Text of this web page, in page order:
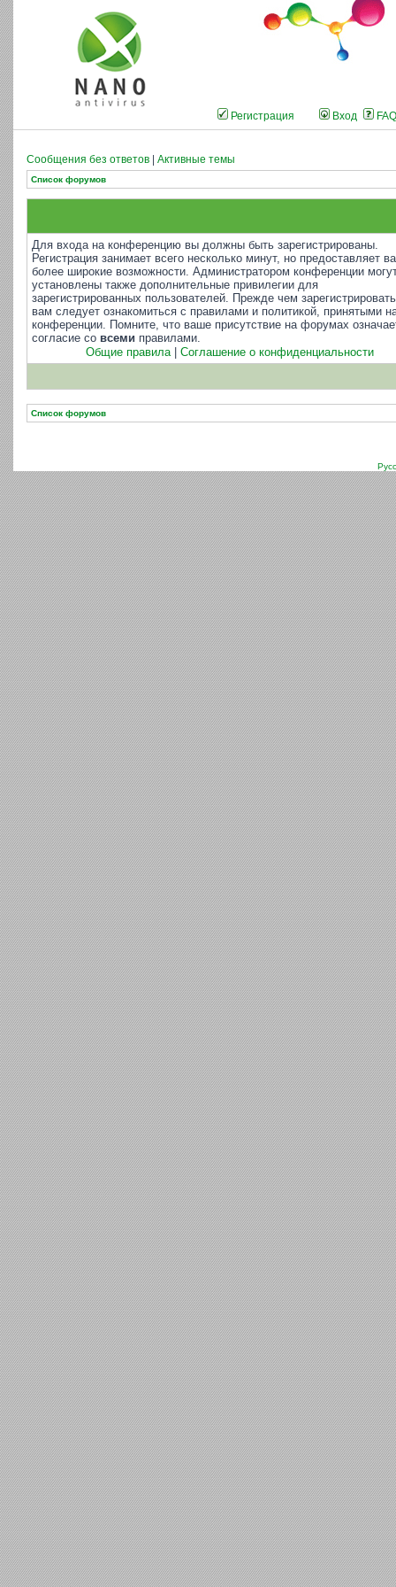
Регистрация Вход FAQ
Сообщения без ответов Активные темы
Список форумов
Для входа на конференцию вы должны быть зарегистрированы.
Регистрация занимает всего несколько минут, но предоставляет
более широкие возможности. Администратором конференции
установлены также дополнительные привилегии для
зарегистрированных пользователей. Прежде чем
вам следует ознакомиться с правилами и политикой, принятыми
конференции. Помните, что ваше присутствие на форумах
согласие со всеми правилами.
Общие правила| Соглашение о конфиденциальности
Список форумов